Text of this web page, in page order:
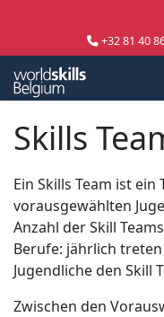
+32 81 40
Skills
Ein Skills Team ist ein
vorausgewählten
Anzahl der Skill
Berufe: jährlich
Jugendliche den Skill
Zwischen den